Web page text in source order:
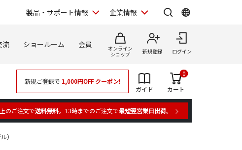
製品・サポート情報 企業情報
流 ショールーム 会員
オンライン
ショップ
新規登録 ログイン
新規ご登録で 1,000円OFFクーポン!
ガイド
カート
0
のご注文で送料無料。13時までのご注文で最短翌営業日出荷。
）